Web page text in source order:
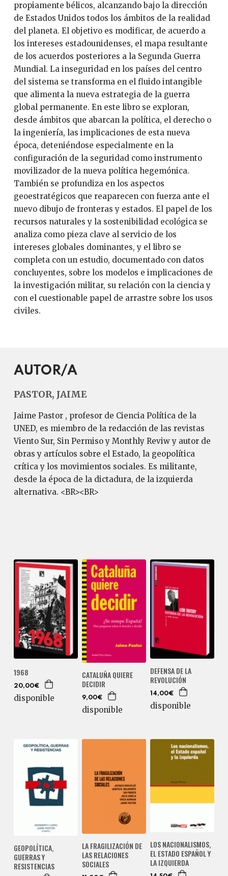
propiamente bélicos, alcanzando bajo la dirección
de Estados Unidos todos los ámbitos de la realidad
del planeta. El objetivo es modificar, de acuerdo a
los intereses estadounidenses, el mapa resultante
de los acuerdos posteriores a la Segunda Guerra
Mundial. La inseguridad en los países del centro
del sistema se transforma en el fluido intangible
que alimenta la nueva estrategia de la guerra
global permanente. En este libro se exploran,
desde ámbitos que abarcan la política, el derecho o
la ingeniería, las implicaciones de esta nueva
época, deteniéndose especialmente en la
configuración de la seguridad como instrumento
movilizador de la nueva política hegemónica.
También se profundiza en los aspectos
geoestratégicos que reaparecen con fuerza ante el
nuevo dibujo de fronteras y estados. El papel de los
recursos naturales y la sostenibilidad ecológica se
analiza como pieza clave al servicio de los
intereses globales dominantes, y el libro se
completa con un estudio, documentado con datos
concluyentes, sobre los modelos e implicaciones de
la investigación militar, su relación con la ciencia y
con el cuestionable papel de arrastre sobre los usos
civiles.
AUTOR/A
PASTOR, JAIME
Jaime Pastor , profesor de Ciencia Política de la
UNED, es miembro de la redacción de las revistas
Viento Sur, Sin Permiso y Monthly Reviw y autor de
obras y artículos sobre el Estado, la geopolítica
crítica y los movimientos sociales. Es militante,
desde la época de la dictadura, de la izquierda
alternativa. <BR><BR>
1968
20,00€
disponible
CATALUÑA QUIERE
DECIDIR
9,00€
disponible
DEFENSA DE LA
REVOLUCIÓN
14,00€
disponible
GEOPOLÍTICA,
GUERRAS Y
RESISTENCIAS
LA FRAGILIZACIÓN DE
LAS RELACIONES
SOCIALES
LOS NACIONALISMOS,
EL ESTADO ESPAÑOL Y
LA IZQUIERDA